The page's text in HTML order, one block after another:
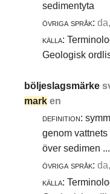
sedimentyta
övriga språk:
källa:
Geologisk
böljeslagsmärke
mark en
definition:
genom
över sedimen ...
övriga språk:
källa: